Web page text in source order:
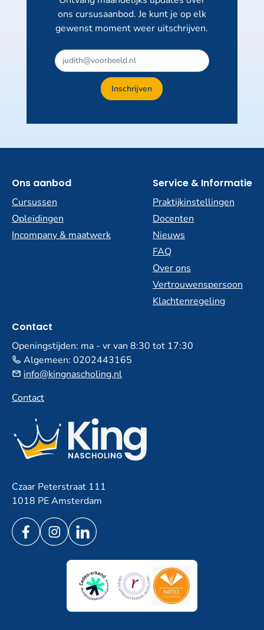
ons cursusaanbod. Je kunt je op elk
gewenst moment weer uitschrijven.
Inschrijven
Ons aanbod
Cursussen
Opleidingen
Incompany & maatwerk
Service & Informatie
Praktijkinstellingen
Docenten
Nieuws
FAQ
Over ons
Vertrouwenspersoon
Klachtenregeling
Contact
Openingstijden: ma - vr van 8:30 tot 17:30
Algemeen: 0202443165
info@kingnascholing.nl
Contact
Czaar Peterstraat 111
1018 PE Amsterdam